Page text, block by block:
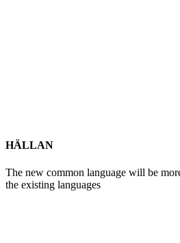
HÄLLAN
The new common language will be
the existing languages